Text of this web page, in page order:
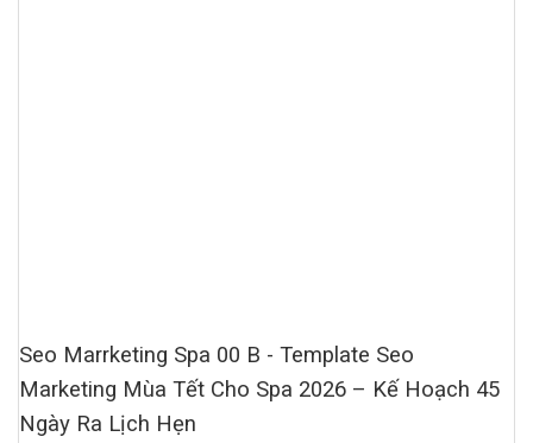
Seo Marrketing Spa 00 B - Template Seo
Marketing Mùa Tết Cho Spa 2026 – Kế Hoạch 45
Ngày Ra Lịch Hẹn